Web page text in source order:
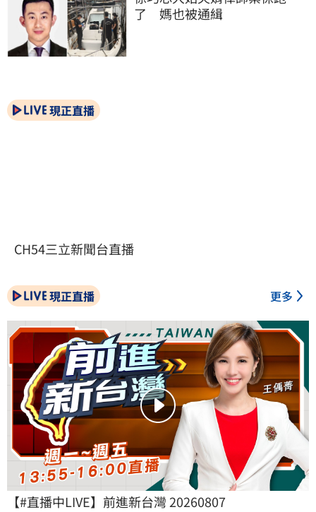
了　媽也被通緝
現正直播
CH54三立新聞台直播
現正直播 更多
【#直播中LIVE】前進新台灣 20260807